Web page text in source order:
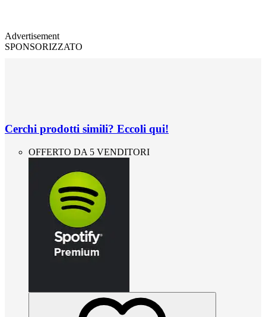
Advertisement
SPONSORIZZATO
Cerchi prodotti simili? Eccoli qui!
OFFERTO DA 5 VENDITORI